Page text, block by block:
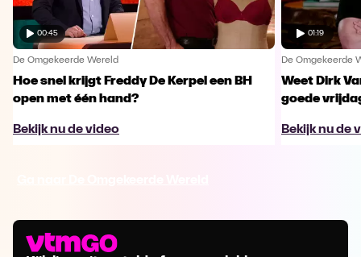
00:45
De Omgekeerde Wereld
Hoe snel krijgt Freddy De Kerpel een BH
open met één hand?
Bekijk nu de video
01:19
De Omgekeerde
Weet Dirk
goede
Bekijk nu de